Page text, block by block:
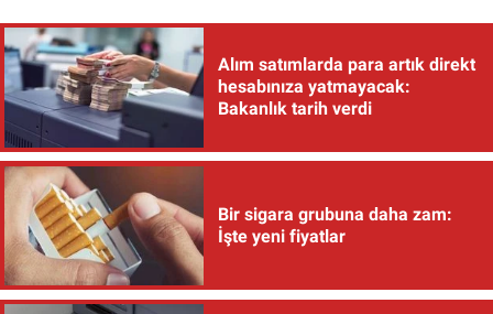
Alım satımlarda para artık direkt
hesabınıza yatmayacak:
Bakanlık tarih verdi
Bir sigara grubuna daha zam:
İşte yeni fiyatlar